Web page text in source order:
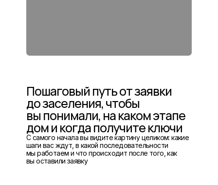
Пошаговый путь от заявки
до заселения, чтобы
вы понимали, на каком этапе
дом и когда получите ключи
С самого начала вы видите картину целиком: какие
шаги вас ждут, в какой последовательности
мы работаем и что происходит после того, как
вы оставили заявку